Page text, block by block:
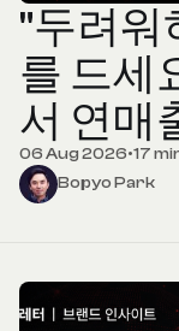
"두려워
를 드세
서 연매
06 Aug 2026•17
Bopyo Park